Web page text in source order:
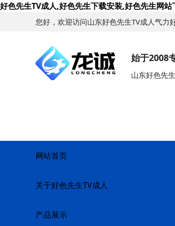
好色先生TV成人,好色先生下载安装,好色先生网
您好，欢迎访问山东好色先生TV成人气力
始于2008
山东好色先
网站首页
关于好色先生TV成人
产品展示